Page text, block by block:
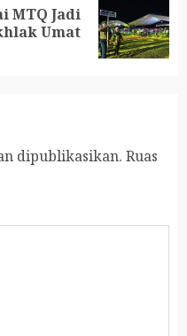
MTQ Jadi
Umat
dipublikasikan. Ruas